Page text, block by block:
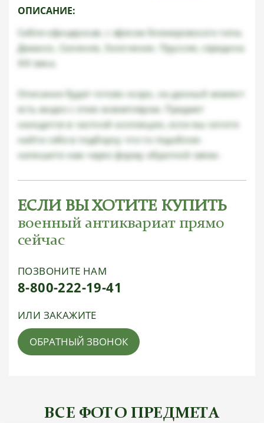
ОПИСАНИЕ:
Сабля офицерская, с эфесом блюхеровского типа.
Дамасск, Синение, Золочение. Пруссия, середина
XIX века.
Описание будет готово скоро, на данный момент
есть видео с этим экземпляром. Предмет
находится в частной коллекции, если вы хотите
найти себе в подборку что-то подобное-
напишите нам через форму обратной связи.
ЕСЛИ ВЫ ХОТИТЕ КУПИТЬ
военный антиквариат прямо
сейчас
ПОЗВОНИТЕ НАМ
8-800-222-19-41
ИЛИ ЗАКАЖИТЕ
ОБРАТНЫЙ ЗВОНОК
ВСЕ ФОТО ПРЕДМЕТА